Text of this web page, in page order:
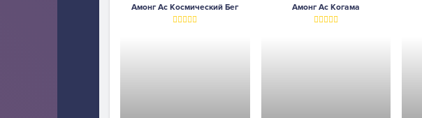
Амонг Ас Космический Бег Амонг Ас Когама